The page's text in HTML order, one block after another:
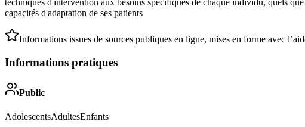
techniques d'intervention aux besoins spécifiques de chaque individu, quels
capacités d'adaptation de ses patients
Informations issues de sources publiques en ligne, mises en forme avec
Informations pratiques
Public
AdolescentsAdultesEnfants